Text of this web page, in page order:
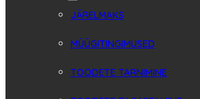
JÄRELMAKS
MÜÜGITINGIMUSED
TOODETE TARNIMINE